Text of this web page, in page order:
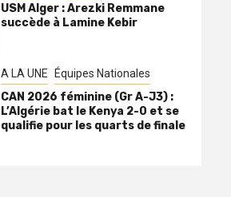
USM Alger : Arezki Remmane
succède à Lamine Kebir
A LA UNE Équipes Nationales
CAN 2026 féminine (Gr A-J3) :
L’Algérie bat le Kenya 2-0 et se
qualifie pour les quarts de finale